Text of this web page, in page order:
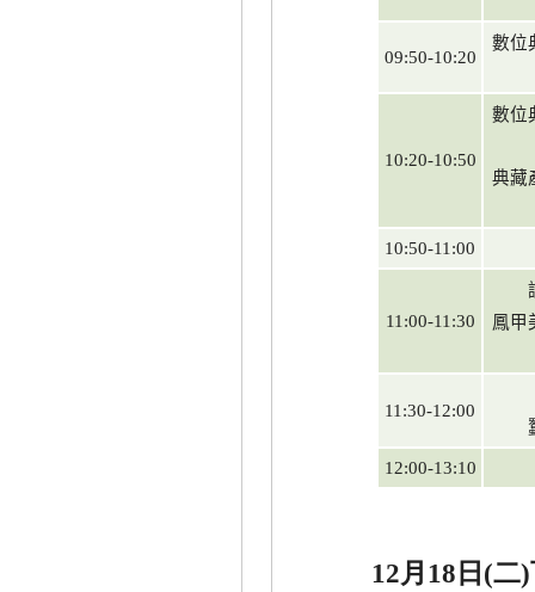
09:50-10:20
數位
10:20-10:50
數位
典藏
10:50-11:00
11:00-11:30
鳳甲
11:30-12:00
12:00-13:10
12月18日(二)